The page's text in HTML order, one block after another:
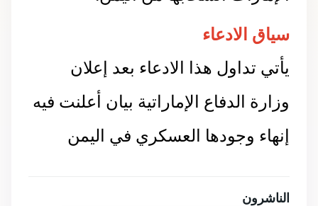
سياق الادعاء
يأتي تداول هذا الادعاء بعد إعلان
وزارة الدفاع الإماراتية بيان أعلنت فيه
إنهاء وجودها العسكري في اليمن
الناشرون